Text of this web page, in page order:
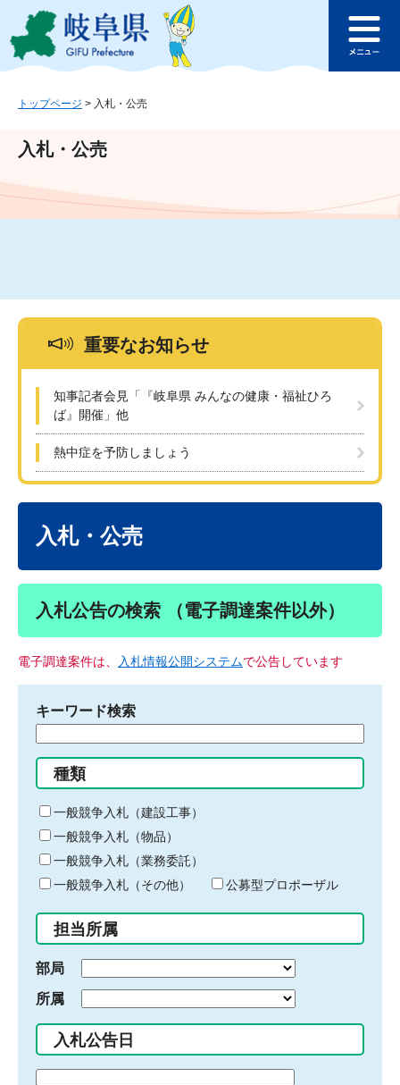
ジ
ュ
文
このページの本文へ
ュ
トップページ > 入札・公売
入札・公売
重要なお知らせ
知事記者会見「『岐阜県 みんなの健康・福祉ひろ
ば』開催」他
熱中症を予防しましょう
入札・公売
入札公告の検索 （電子調達案件以外）
電子調達案件は、 入札情報公開システムで公告しています
キーワード検索
る
キ
ー
ワ
ー
ド
入
力
種類
一般競争入札（建設工事）
一般競争入札（物品）
一般競争入札（業務委託）
一般競争入札（その他）
公募型プロポーザル
担当所属
部局
所属
入札公告日